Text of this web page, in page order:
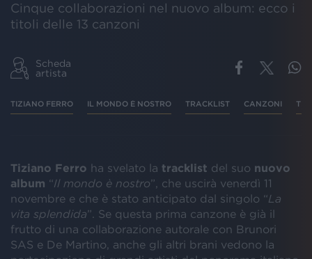
Cinque collaborazioni nel nuovo album: ecco i
titoli delle 13 canzoni
Scheda
artista
TIZIANO FERRO IL MONDO È NOSTRO TRACKLIST CANZONI
Tiziano Ferro ha svelato la tracklist del suo nuovo
album “Il mondo è nostro”, che uscirà venerdì 11
novembre e che è stato anticipato dal singolo “La
vita splendida”. Se questa prima canzone è già il
frutto di una collaborazione autorale con Brunori
SAS e De Martino, anche gli altri brani vedono la